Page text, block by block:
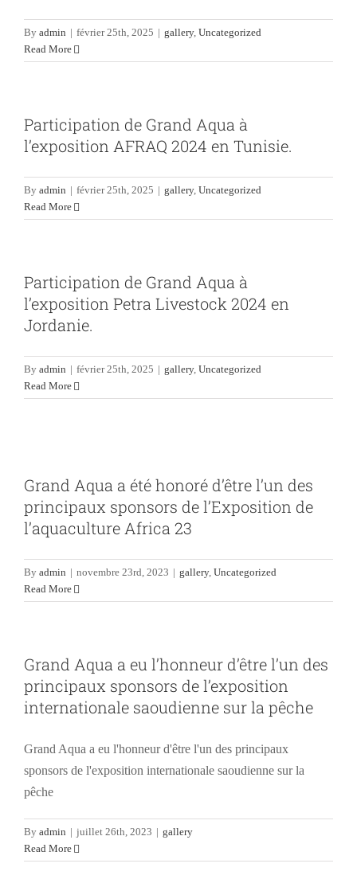
By admin | février 25th, 2025 | gallery, Uncategorized
Read More
Participation de Grand Aqua à
l’exposition AFRAQ 2024 en Tunisie.
By admin | février 25th, 2025 | gallery, Uncategorized
Read More
Participation de Grand Aqua à
l’exposition Petra Livestock 2024 en
Jordanie.
By admin | février 25th, 2025 | gallery, Uncategorized
Read More
l’aquaculture Africa 23
gallery Uncategorized
Grand Aqua a été honoré d’être l’un des
principaux sponsors de l’Exposition de
l’aquaculture Africa 23
By admin | novembre 23rd, 2023 | gallery, Uncategorized
Read More
Grand Aqua a eu l’honneur d’être l’un des
principaux sponsors de l’exposition
internationale saoudienne sur la pêche
Grand Aqua a eu l'honneur d'être l'un des principaux
sponsors de l'exposition internationale saoudienne sur la
pêche
By admin | juillet 26th, 2023 | gallery
Read More